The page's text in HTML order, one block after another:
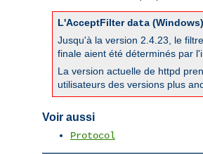
L'AcceptFilterdata (Windows)
Jusqu'à la version 2.4.23, le
finale aient été déterminés par
La version actuelle de httpd
utilisateurs des versions plus
Voir aussi
Protocol